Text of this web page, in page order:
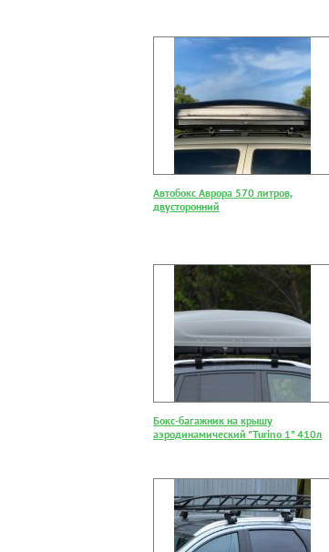
Автобокс Аврора 570 литров,
двусторонний
Бокс-багажник на крышу
аэродинамический "Turino 1" 410л